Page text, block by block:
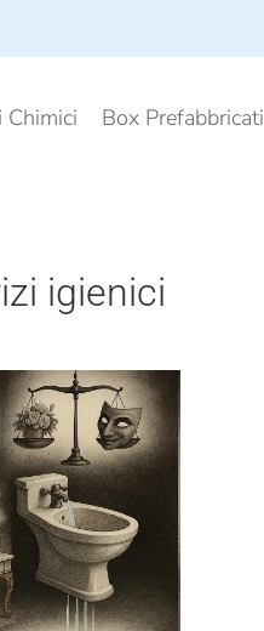
Chimici Box Prefabbricati
igienici